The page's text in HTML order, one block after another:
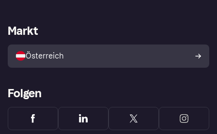
Shops entdecken
Händlerportal
Markt
Österreich
Folgen